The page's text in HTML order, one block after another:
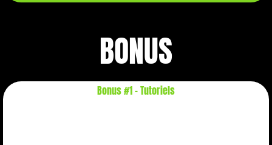
BONUS
Bonus #1 - Tutoriels